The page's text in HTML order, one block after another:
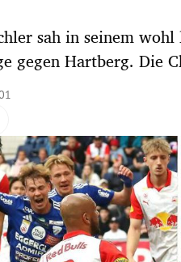
sah in seinem
gegen Hartberg. Die
öffnen/schließen